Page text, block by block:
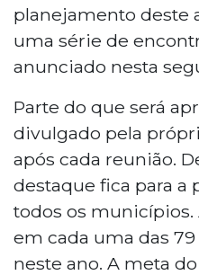
planejamento deste
uma série de
anunciado nesta
Parte do que será
divulgado pela
após cada reunião.
destaque fica para a
todos os
em cada uma das
neste ano. A meta